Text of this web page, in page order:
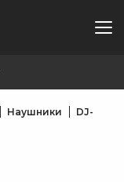
Наушники
DJ-